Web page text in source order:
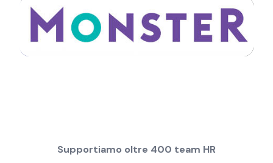
Supportiamo oltre 400 team HR